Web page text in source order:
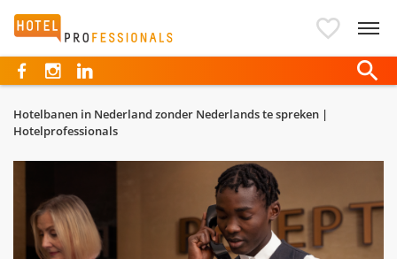
Hotelprofessionals
Hotelbanen in Nederland zonder Nederlands te spreken |
Hotelprofessionals